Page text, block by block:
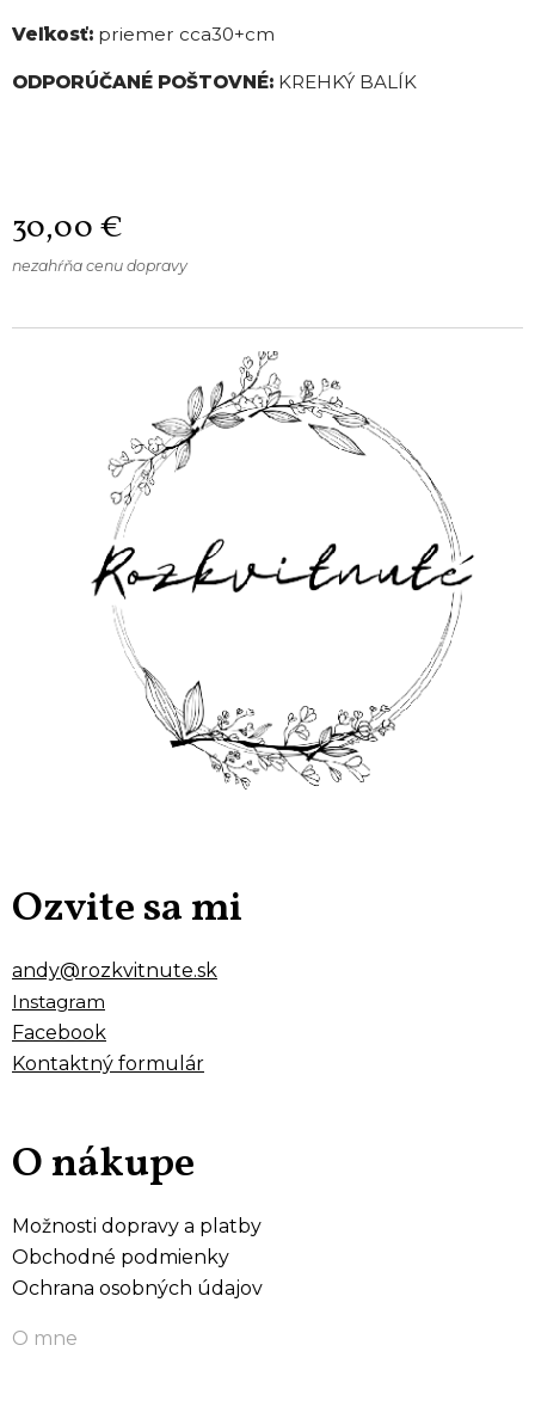
Veľkosť: priemer cca30+cm
ODPORÚČANÉ POŠTOVNÉ: KREHKÝ BALÍK
30,00€
nezahŕňa cenu dopravy
Ozvite sa mi
andy@rozkvitnute.sk
Instagram
Facebook
Kontaktný formulár
O nákupe
Možnosti dopravy a platby
Obchodné podmienky
Ochrana osobných údajov
O mne